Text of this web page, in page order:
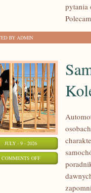
pytania
BY ADMIN
JULY - 9 - 2026
COMMENTS OFFON
SAMOCHODY